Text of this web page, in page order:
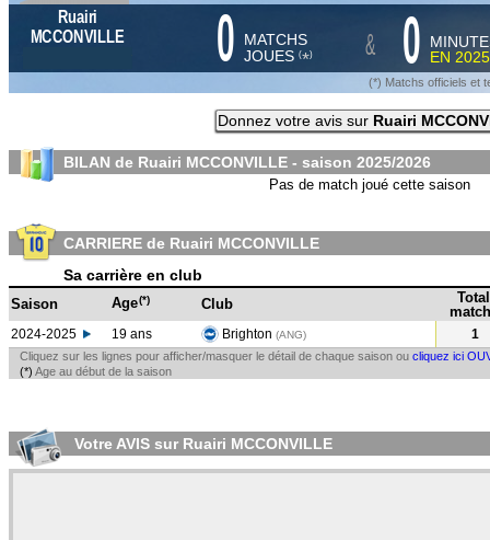
Ruairi
MCCONVILLE
0 MATCHS
JOUES (*) & 0
EN
(*) Matchs officiels et
Donnez votre avis sur Ruairi
BILAN de Ruairi MCCONVILLE - saison 2025/2026
Pas de match joué cette saison
CARRIERE de Ruairi MCCONVILLE
Sa carrière en club
Saison Age(*) Club
Total
2024-2025 19 ans Brighton (ANG) 1
Cliquez sur les lignes pour afficher/masquer le détail de chaque saison ou cliquez ici
(*) Age au début de la saison
Votre AVIS sur Ruairi MCCONVILLE